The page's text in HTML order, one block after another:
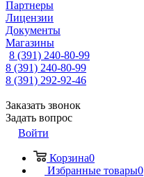
Партнеры
Лицензии
Документы
Магазины
8 (391) 240-80-99
8 (391) 240-80-99
8 (391) 292-92-46
Заказать звонок
Задать вопрос
Войти
Корзина0
Избранные товары0